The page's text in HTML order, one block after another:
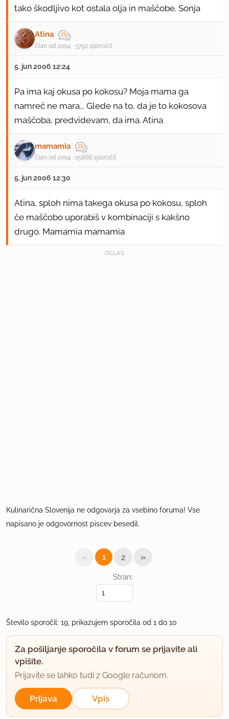
tako škodljivo kot ostala olja in maščobe. Sonja
Atina
član od 2004 3792 sporočil
5. jun 2006 12:24
Pa ima kaj okusa po kokosu? Moja mama ga
namreč ne mara... Glede na to, da je to kokosova
maščoba, predvidevam, da ima. Atina
mamamia
član od 2004 15868 sporočil
5. jun 2006 12:30
Atina, sploh nima takega okusa po kokosu, sploh
če maščobo uporabiš v kombinaciji s kakšno
drugo. Mamamia mamamia
OGLAS
Kulinarična Slovenija ne odgovarja za vsebino foruma! Vse
napisano je odgovornost piscev besedil.
Stran:
« 1 2 »
Število sporočil: 19, prikazujem sporočila od 1 do 10
Za pošiljanje sporočila v forum se prijavite ali
vpišite.
Prijavite se lahko tudi z Google računom.
Prijava Vpis